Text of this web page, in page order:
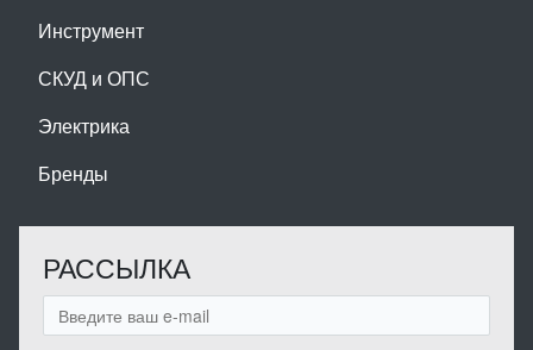
Инструмент
СКУД и ОПС
Электрика
Бренды
РАССЫЛКА